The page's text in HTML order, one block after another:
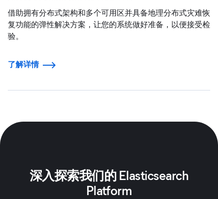
借助拥有分布式架构和多个可用区并具备地理分布式灾难恢
复功能的弹性解决方案，让您的系统做好准备，以便接受检
验。
了解详情
深入探索我们的 Elasticsearch
Platform